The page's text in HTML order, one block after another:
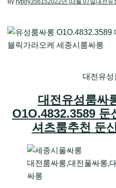
By ryboy356152022년 03월 07일대전유
대전유성
대전유성룸싸
O1O.4832.3589 둔
셔츠룸추천 둔
대전룸싸롱,대전풀싸롱,
싸롱